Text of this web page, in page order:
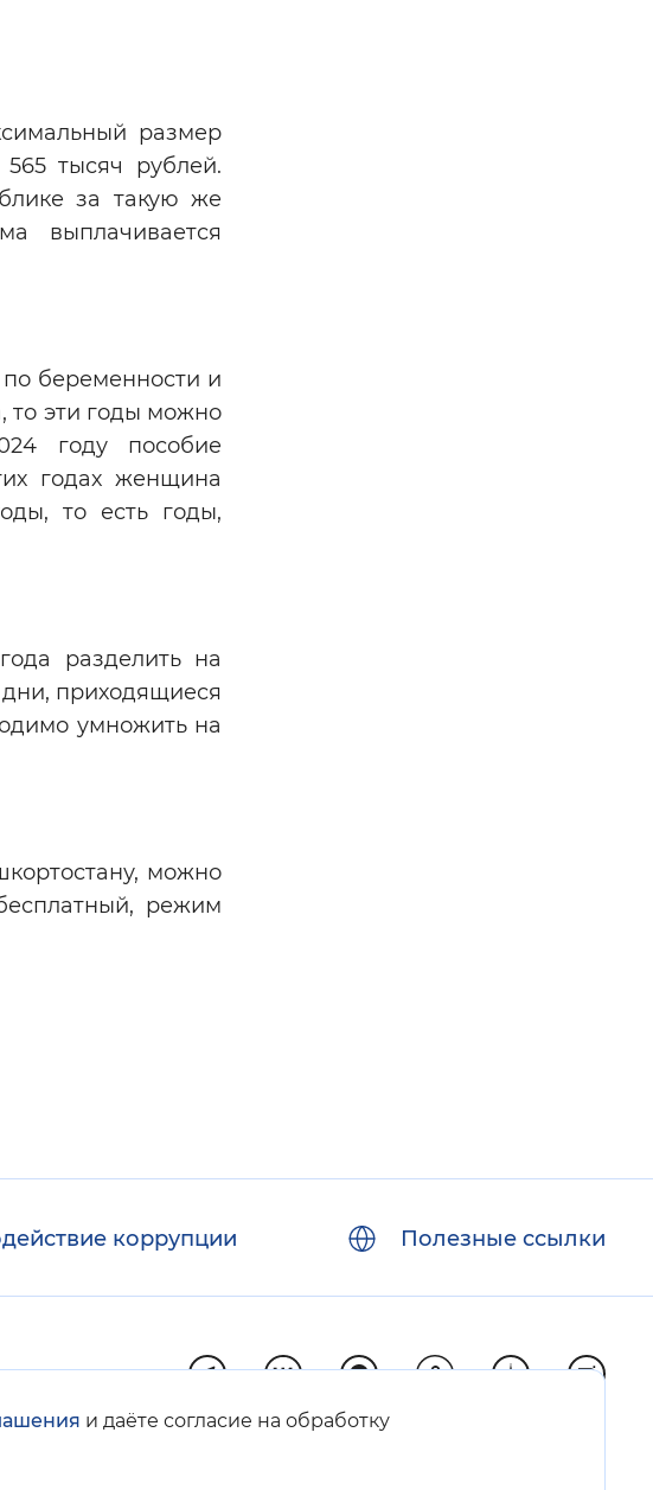
размер
тысяч рублей.
за такую же
выплачивается
беременности и
то эти годы можно
году пособие
годах женщина
то есть годы,
разделить на
приходящиеся
умножить на
можно
режим
и даёте согласие на обработку
коррупции Полезные ссылки